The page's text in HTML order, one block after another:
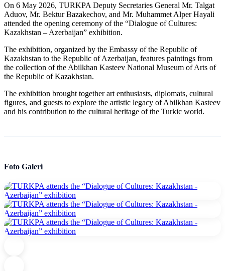
On 6 May 2026, TURKPA Deputy Secretaries General Mr. Talgat
Aduov, Mr. Bektur Bazakechov, and Mr. Muhammet Alper Hayali
attended the opening ceremony of the “Dialogue of Cultures:
Kazakhstan – Azerbaijan” exhibition.
The exhibition, organized by the Embassy of the Republic of
Kazakhstan to the Republic of Azerbaijan, features paintings from
the collection of the Abilkhan Kasteev National Museum of Arts of
the Republic of Kazakhstan.
The exhibition brought together art enthusiasts, diplomats, cultural
figures, and guests to explore the artistic legacy of Abilkhan Kasteev
and his contribution to the cultural heritage of the Turkic world.
Foto Galeri